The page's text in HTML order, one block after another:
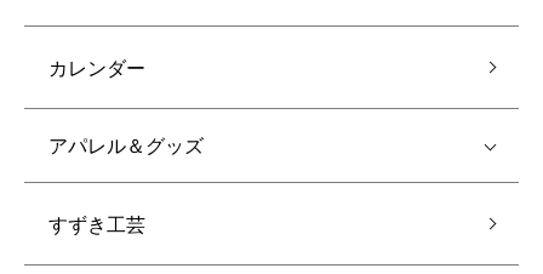
カレンダー
アパレル＆グッズ
すずき工芸